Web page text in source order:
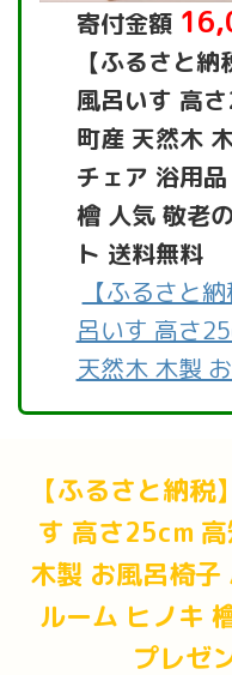
寄付金額
【ふるさと
風呂いす 高
町産 天然木
チェア 浴用
檜 人気 敬老
ト 送料無料
【ふるさと
呂いす 高さ
天然木 木製
【ふるさと納
す 高さ25cm
木製 お風呂椅子
ルーム ヒノキ
プレゼ